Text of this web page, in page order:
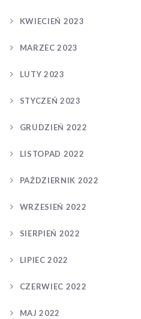
KWIECIEŃ 2023
MARZEC 2023
LUTY 2023
STYCZEŃ 2023
GRUDZIEŃ 2022
LISTOPAD 2022
PAŹDZIERNIK 2022
WRZESIEŃ 2022
SIERPIEŃ 2022
LIPIEC 2022
CZERWIEC 2022
MAJ 2022